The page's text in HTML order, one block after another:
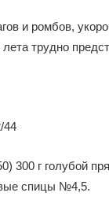
и ромбов,
трудно
44
300 г го­лубой
спицы №4,5.